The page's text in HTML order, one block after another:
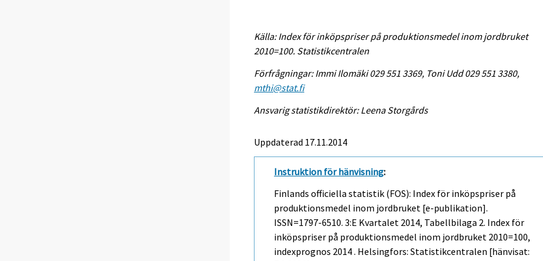
Källa: Index för inköpspriser på produktionsmedel inom jordbruket
2010=100. Statistikcentralen
Förfrågningar: Immi Ilomäki 029 551 3369, Toni Udd 029 551 3380,
mthi@stat.fi
Ansvarig statistikdirektör: Leena Storgårds
Uppdaterad 17.11.2014
Instruktion för hänvisning:
Finlands officiella statistik (FOS): Index för inköpspriser på
produktionsmedel inom jordbruket [e-publikation].
ISSN=1797-6510.3:e Kvartalet 2014, Tabellbilaga 2. Index för
inköpspriser på produktionsmedel inom jordbruket 2010=100,
indexprognos 2014 . Helsingfors: Statistikcentralen [hänvisat: